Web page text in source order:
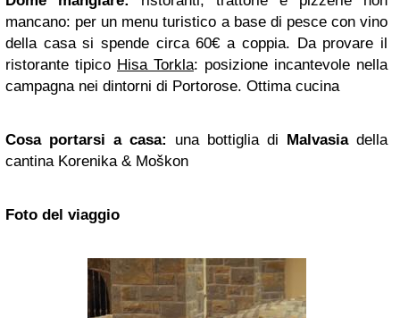
mancano: per un menu turistico a base di pesce con vino
della casa si spende circa 60€ a coppia. Da provare il
ristorante tipico Hisa Torkla: posizione incantevole nella
campagna nei dintorni di Portorose. Ottima cucina
Cosa portarsi a casa: una bottiglia di Malvasiadella
cantina Korenika & Moškon
Foto del viaggio